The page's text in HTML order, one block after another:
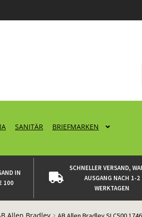
SANITÄR BRIEFMARKEN
IN
100
SCHNELLER VERSAND,
AUSGANG NACH 1-2
WERKTAGEN